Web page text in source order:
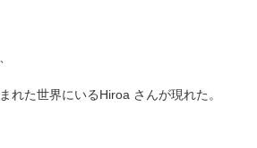
れた世界にいるHiroa さんが現れた。